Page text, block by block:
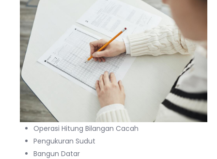
Operasi Hitung Bilangan Cacah
Pengukuran Sudut
Bangun Datar